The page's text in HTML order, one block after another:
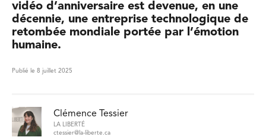
vidéo d’anniversaire est devenue, en une
décennie, une entreprise technologique de
retombée mondiale portée par l’émotion
humaine.
Publié le 8 juillet 2025
Clémence Tessier
LA LIBERTÉ
ctessier@la-liberte.ca